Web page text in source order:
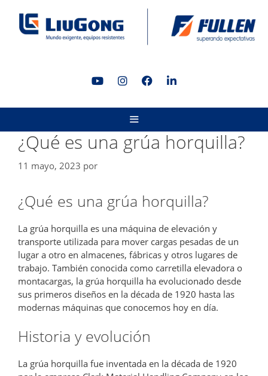
contenido
¿Qué es una grúa horquilla?
11 mayo, 2023 por
¿Qué es una grúa horquilla?
La grúa horquilla es una máquina de elevación y
transporte utilizada para mover cargas pesadas de un
lugar a otro en almacenes, fábricas y otros lugares de
trabajo. También conocida como carretilla elevadora o
montacargas, la grúa horquilla ha evolucionado desde
sus primeros diseños en la década de 1920 hasta las
modernas máquinas que conocemos hoy en día.
Historia y evolución
La grúa horquilla fue inventada en la década de 1920